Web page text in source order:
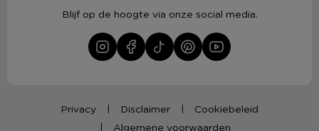
Blijf op de hoogte via onze social media.
Privacy Disclaimer
Cookiebeleid
Algemene voorwaarden